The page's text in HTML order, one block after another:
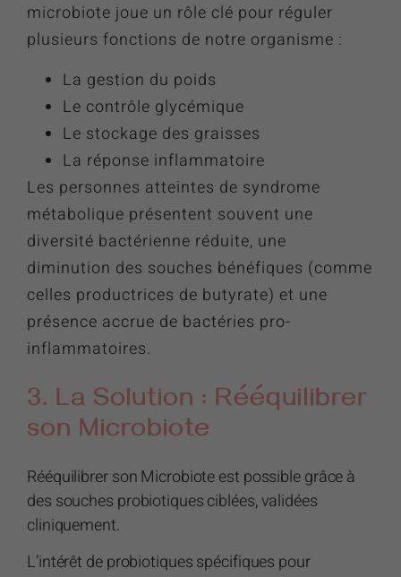
microbiote joue un rôle clé pour réguler
plusieurs fonctions de notre organisme :
La gestion du poids
Le contrôle glycémique
Le stockage des graisses
La réponse inflammatoire
Les personnes atteintes de syndrome
métabolique présentent souvent une
diversité bactérienne réduite, une
diminution des souches bénéfiques (comme
celles productrices de butyrate) et une
présence accrue de bactéries pro-
inflammatoires.
3. La Solution : Rééquilibrer
son Microbiote
Rééquilibrer son Microbiote est possible grâce à
des souches probiotiques ciblées, validées
cliniquement.
L’intérêt de probiotiques spécifiques pour